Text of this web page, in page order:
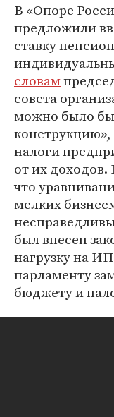
В «Опоре
предложили
ставку
словам
совета
можно было бы
конструкцию»,
налоги
от их
что
мелких
был внесен
нагрузку на
парламенту
бюджету и